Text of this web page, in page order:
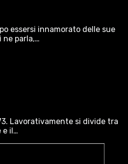
essersi innamorato delle sue
ne parla,…
Lavorativamente si divide tra
e il…